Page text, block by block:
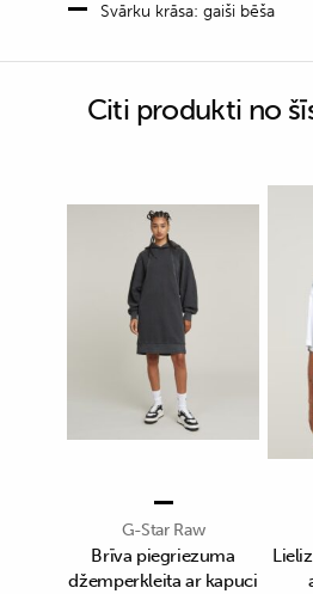
Svārku krāsa: gaiši bēša
Citi produkti no
G-Star Raw
Brīva piegriezuma
džemperkleita ar kapuci